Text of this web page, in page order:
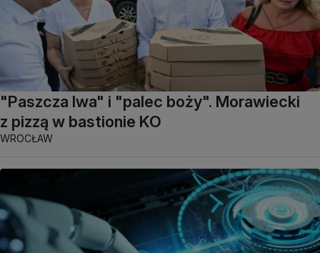
"Paszcza lwa" i "palec boży". Morawiecki
z pizzą w bastionie KO
WROCŁAW